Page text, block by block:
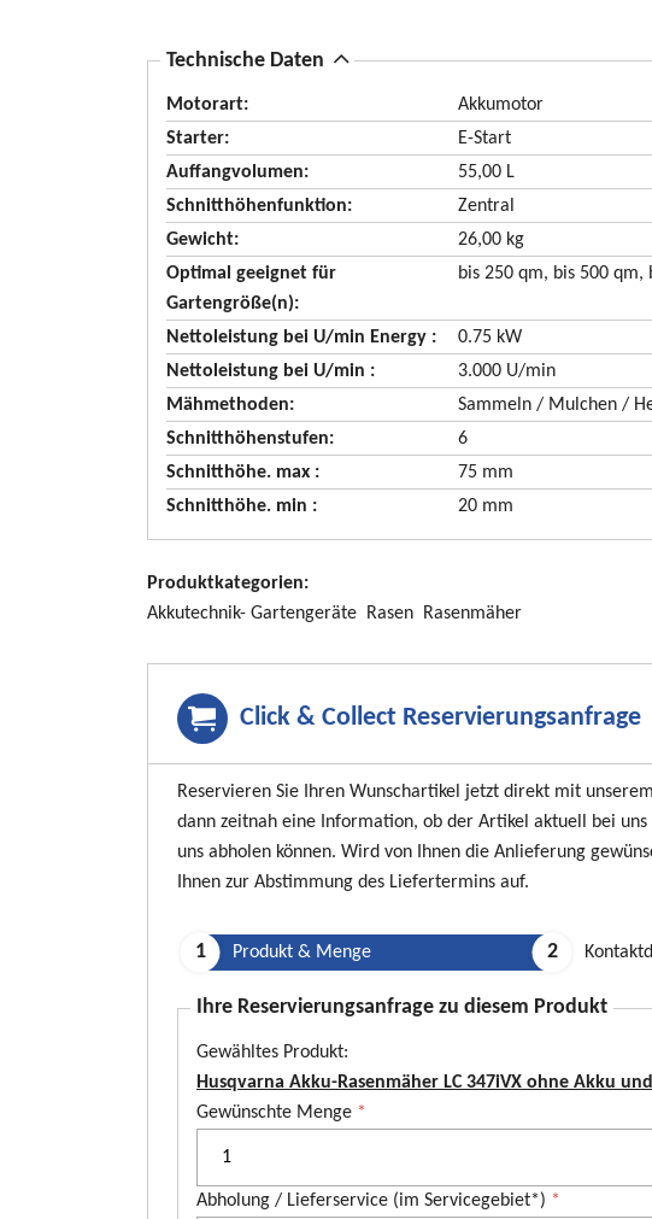
A
u
s
b
l
e
n
d
e
n
Technische Daten
Motorart:
Akkumotor
Starter:
E-Start
Auffangvolumen:
55,00 L
Schnitthöhenfunktion:
Zentral
Gewicht:
26,00 kg
Optimal geeignet für
Gartengröße(n):
bis 250 qm, bis 500 qm,
Nettoleistung bei U/min Energy
0.75 kW
Nettoleistung bei U/min
3.000 U/min
Mähmethoden
Sammeln / Mulchen /
Schnitthöhenstufen
6
Schnitthöhe. max
75 mm
Schnitthöhe. min
20 mm
Produktkategorien:
Akkutechnik- Gartengeräte Rasen Rasenmäher
Click & Collect Reservierungsanfrage
Reservieren Sie Ihren Wunschartikel jetzt direkt mit
dann zeitnah eine Information, ob der Artikel aktuell bei
uns abholen können. Wird von Ihnen die Anlieferung
Ihnen zur Abstimmung des Liefertermins auf.
Produkt & Menge
Ihre Reservierungsanfrage zu diesem Produkt
Gewähltes Produkt:
Husqvarna Akku-Rasenmäher LC 347iVX ohne Akku
P
d
Gewünschte Menge *
Abholung / Lieferservice (im Servicegebiet*) *